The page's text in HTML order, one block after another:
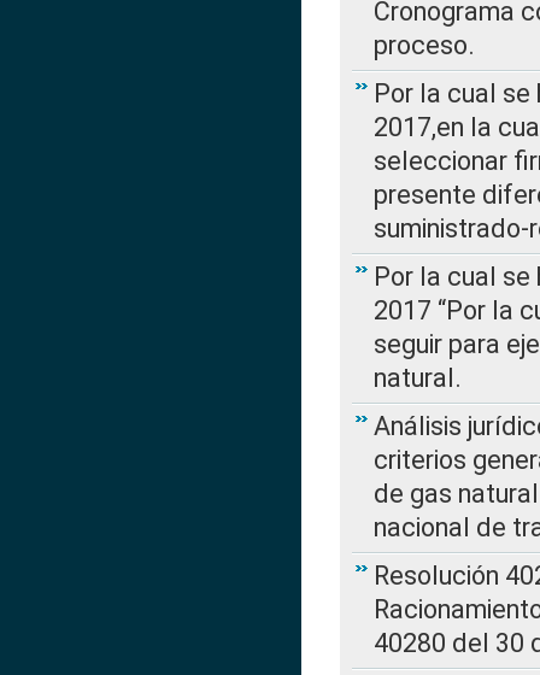
Cronograma
proceso.
Por la cual se
2017,en la
seleccionar
presente
Por la cual se
2017 “Por la
seguir para
natural.
Análisis
criterios
de gas
nacional de
Resolución
40280 del 30